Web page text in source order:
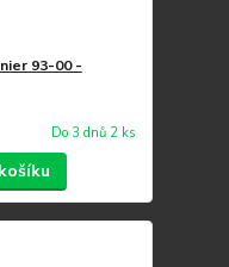
93-00 -
Do 3 dnů 2 ks